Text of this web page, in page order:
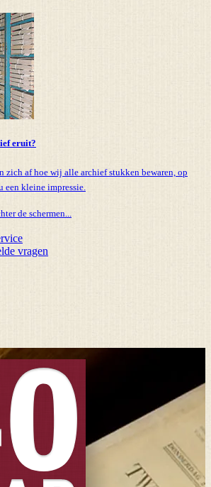
eruit?
zich af hoe wij alle archief stukken bewaren, op
een kleine impressie.
de schermen...
vragen